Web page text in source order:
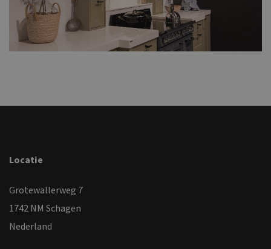
Locatie
Grotewallerweg 7
1742 NM Schagen
Nederland